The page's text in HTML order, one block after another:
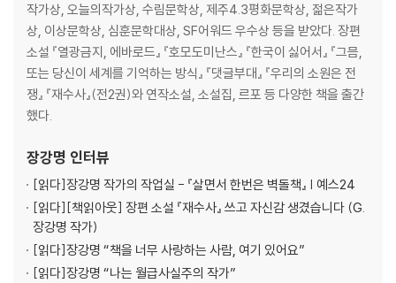
작가상, 오늘의작가상, 수림문학상, 제주4.3평화문학상, 젊은작가
상, 이상문학상, 심훈문학대상, SF어워드 우수상 등을 받았다. 장편
소설 『열광금지, 에바로드』 『호모도미난스』 『한국이 싫어서』 『그믐,
또는 당신이 세계를 기억하는 방식』 『댓글부대』 『우리의 소원은 전
쟁』 『재수사』(전2권)와 연작소설, 소설집, 르포 등 다양한 책을 출간
했다.
장강명 인터뷰
[읽다]장강명 작가의 작업실 - 『살면서 한번은 벽돌책』 | 예스24
[읽다][책읽아웃] 장편 소설 『재수사』 쓰고 자신감 생겼습니다 (G.
장강명 작가)
[읽다]장강명 “책을 너무 사랑하는 사람, 여기 있어요”
[읽다]장강명 “나는 월급사실주의 작가”